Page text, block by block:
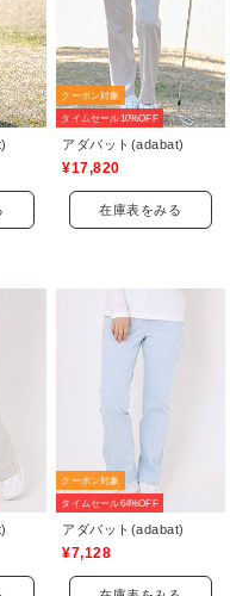
クーポン対象
タイムセール10%OFF
アダバット(adabat)
¥17,820
在庫表をみる
クーポン対象
タイムセール64%OFF
アダバット(adabat)
¥7,128